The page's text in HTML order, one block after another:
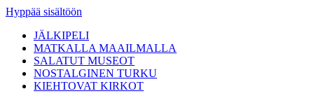
Hyppää sisältöön
JÄLKIPELI
MATKALLA MAAILMALLA
SALATUT MUSEOT
NOSTALGINEN TURKU
KIEHTOVAT KIRKOT